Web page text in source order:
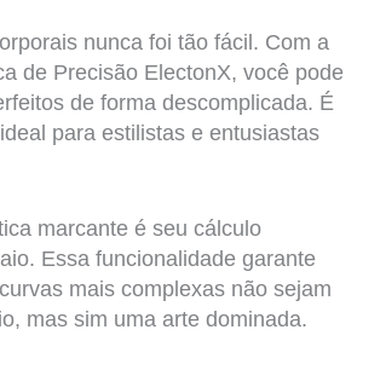
nunca foi tão fácil. Com a
de Precisão ElectonX, você pode
de forma descomplicada. É
para estilistas e entusiastas
marcante é seu cálculo
Essa funcionalidade garante
mais complexas não sejam
mas sim uma arte dominada.